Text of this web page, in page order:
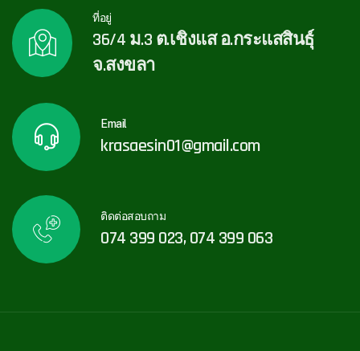
ที่อยู่
36/4 ม.3 ต.เชิงแส อ.กระแสสินธุ์
จ.สงขลา
Email
krasaesin01@gmail.com
ติดต่อสอบถาม
074 399 023, 074 399 063